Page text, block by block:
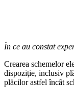
În ce au constat
Crearea schemelor
dispoziţie, inclusiv
plăcilor astfel încât